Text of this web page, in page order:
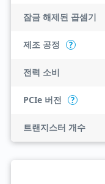
잠금 해제된 곱셈기
제조 공정 ?
전력 소비
PCIe 버전 ?
트랜지스터 개수